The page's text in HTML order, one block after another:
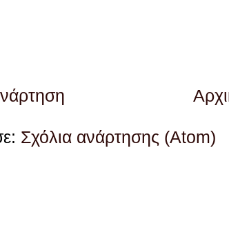
Σχόλια ανάρτησης (Atom)